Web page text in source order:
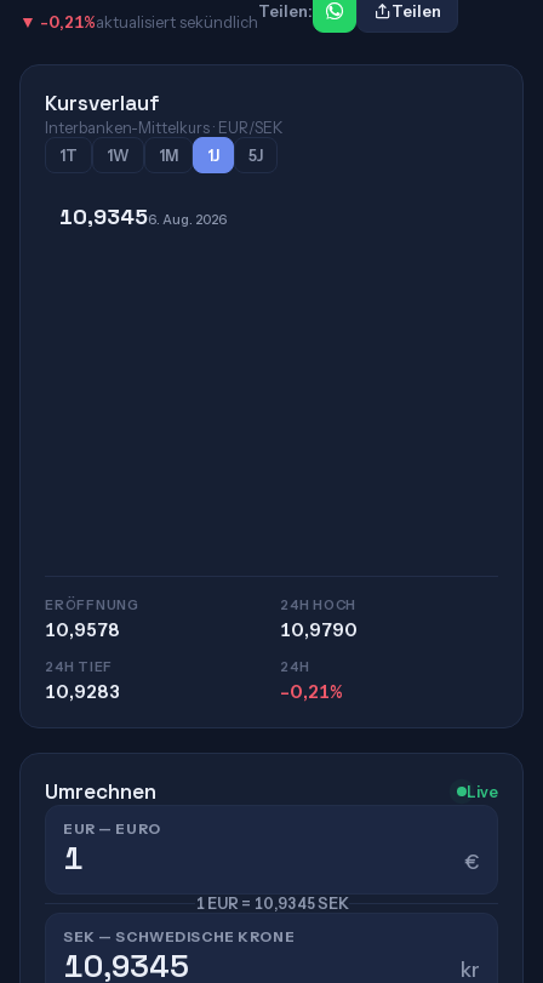
▼ -0,21%aktualisiert sekündlich
Teilen: Teilen
Kursverlauf
Interbanken-Mittelkurs · EUR/SEK
1T
1W 1M 1J 5J
10,93456. Aug. 2026
ERÖFFNUNG
10,9578
24H HOCH
10,9790
24H TIEF
10,9283
24H
-0,21%
Umrechnen Live
EUR — EURO
€
1 EUR = 10,9345 SEK
SEK — SCHWEDISCHE KRONE
kr